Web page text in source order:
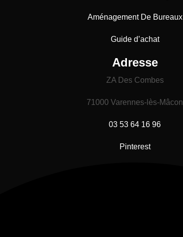
Aménagement De Bureaux
Guide d’achat
Adresse
ZA Des Combes
71000 Varennes-lès-Mâcon
03 53 64 16 96
Pinterest